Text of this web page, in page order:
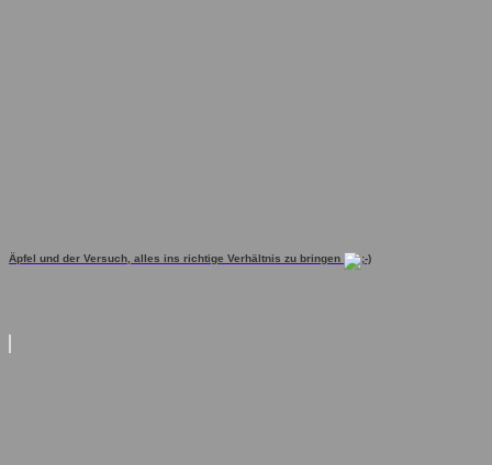
Äpfel und der Versuch, alles ins richtige Verhältnis zu bringen